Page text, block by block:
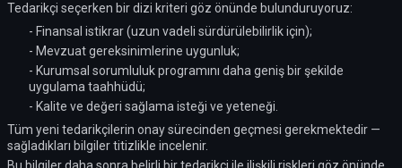
Tedarikçi seçerken bir dizi kriteri göz önünde bulunduruyoruz:
- Finansal istikrar (uzun vadeli sürdürülebilirlik için);
- Mevzuat gereksinimlerine uygunluk;
- Kurumsal sorumluluk programını daha geniş bir şekilde
uygulama taahhüdü;
- Kalite ve değeri sağlama isteği ve yeteneği.
Tüm yeni tedarikçilerin onay sürecinden geçmesi gerekmektedir —
sağladıkları bilgiler titizlikle incelenir.